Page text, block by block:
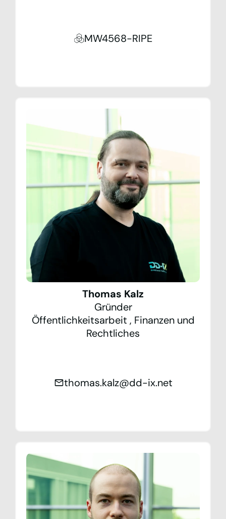
MW4568-RIPE
Thomas Kalz
Gründer
Öffentlichkeitsarbeit , Finanzen und
Rechtliches
thomas.kalz@dd-ix.net